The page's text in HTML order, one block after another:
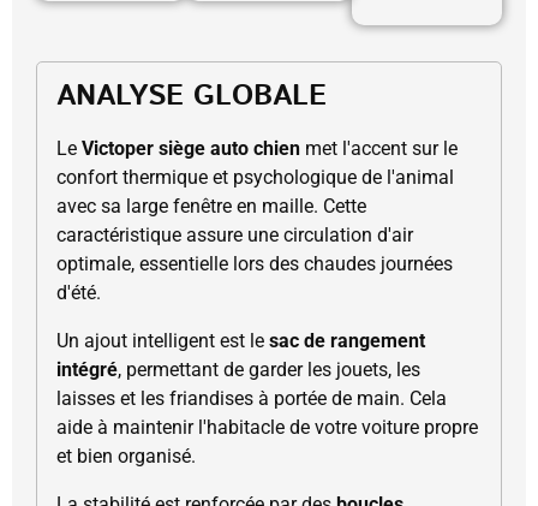
ANALYSE GLOBALE
Le Victoper siège auto chien met l'accent sur le
confort thermique et psychologique de l'animal
avec sa large fenêtre en maille. Cette
caractéristique assure une circulation d'air
optimale, essentielle lors des chaudes journées
d'été.
Un ajout intelligent est le sac de rangement
intégré, permettant de garder les jouets, les
laisses et les friandises à portée de main. Cela
aide à maintenir l'habitacle de votre voiture propre
et bien organisé.